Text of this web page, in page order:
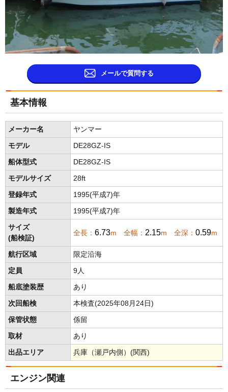
メールで質問する
基本情報
メーカー名 ヤンマー
モデル DE28GZ-IS
船体型式 DE28GZ-IS
モデルサイズ 28ft
登録年式 1995(平成7)年
製造年式 1995(平成7)年
サイズ
(船検証)
全長： 6.73m 全幅： 2.15m 全深： 0.59m
航行区域 限定沿海
定員 9人
船底塗装歴 あり
次回船検 本検査(2025年08月24日)
保管状態 係留
取材 あり
出品エリア 兵庫（瀬戸内側）(関西)
エンジン関連